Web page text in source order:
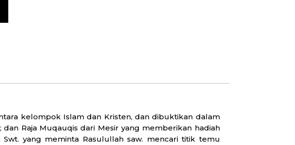
kelompok Islam dan Kristen, dan dibuktikan dalam
dan Raja Muqauqis dari Mesir yang memberikan hadiah
yang meminta Rasulullah saw. mencari titik temu